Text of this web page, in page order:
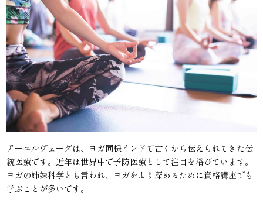
アーユルヴェーダは、ヨガ同様インドで古くから伝えられてきた伝
統医療です。近年は世界中で予防医療として注目を浴びています。
ヨガの姉妹科学とも言われ、ヨガをより深めるために資格講座でも
学ぶことが多いです。